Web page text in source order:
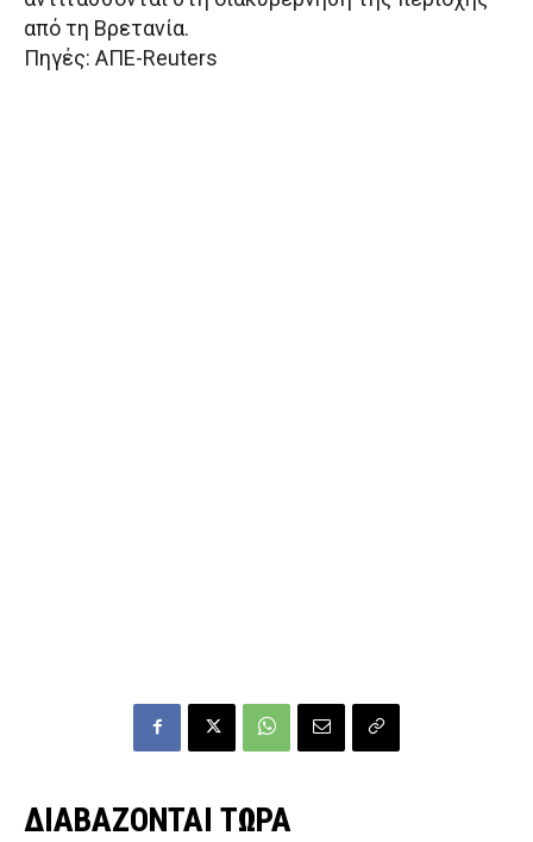
από τη Βρετανία.
Πηγές: ΑΠΕ-Reuters
ΔΙΑΒΑΖΟΝΤΑΙ ΤΩΡΑ